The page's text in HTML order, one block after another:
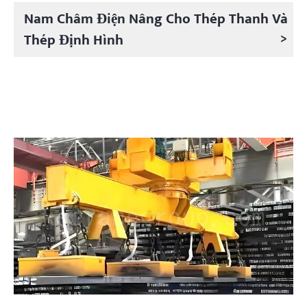
Nam Châm Điện Nâng Cho Thép Thanh Và
Thép Định Hình
>